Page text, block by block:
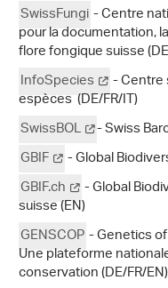
SwissFungi- Centre
pour la documentation,
flore fongique suisse
InfoSpecies
-
espèces (DE/FR/IT)
SwissBOL - Swiss
GBIF
- Global
GBIF.ch
- Global
suisse (EN)
GENSCOP- Genetics
Une plateforme
conservation (DE/FR/EN)